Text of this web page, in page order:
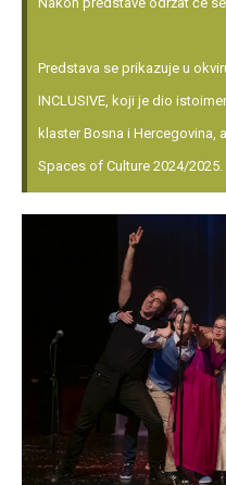
Predstava se prikazuje u
INCLUSIVE, koji je dio
klaster Bosna i Hercegovina,
Spaces of Culture 2024/2025.